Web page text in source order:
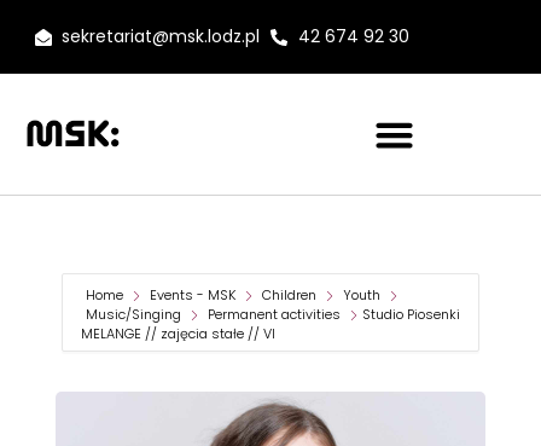
sekretariat@msk.lodz.pl 42 674 92 30
Home Events - MSK Children
Youth
Music/Singing
Permanent activities
Studio Piosenki
MELANGE // zajęcia stałe // VI